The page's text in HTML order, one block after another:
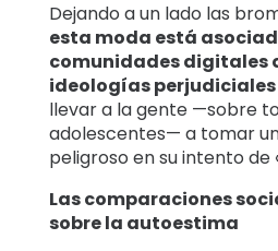
Dejando a un lado las
esta moda está
comunidades digitales
ideologías perjudiciales
llevar a la gente —sobre
adolescentes— a tomar
peligroso en su intento de
Las comparaciones
sobre la autoestima